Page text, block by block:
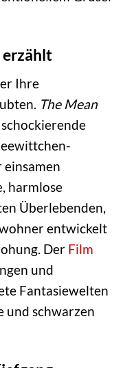
erzählt
Ihre
The Mean
einsamen
harmlose
Überlebenden,
entwickelt
Der Film
und
Fantasiewelten
und schwarzen